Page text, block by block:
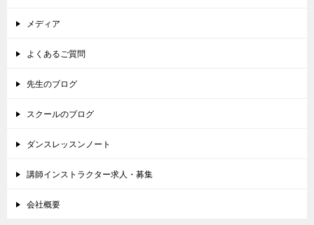
メディア
よくあるご質問
先生のブログ
スクールのブログ
ダンスレッスンノート
講師インストラクター求人・募集
会社概要